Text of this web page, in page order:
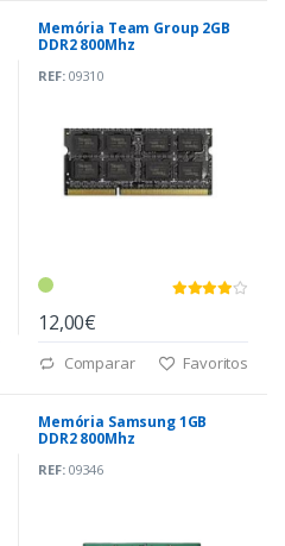
Memória Team Group 2GB
DDR2 800Mhz
REF:09310
12,00€
Comparar Favoritos
Memória Samsung 1GB
DDR2 800Mhz
REF:09346